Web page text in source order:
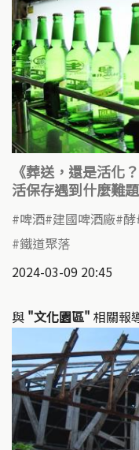
《葬送，還是活化
活保存遇到什麼難
啤酒 建國啤酒廠
鐵道聚落
2024-03-09 20:45
與 "文化園區" 相關報